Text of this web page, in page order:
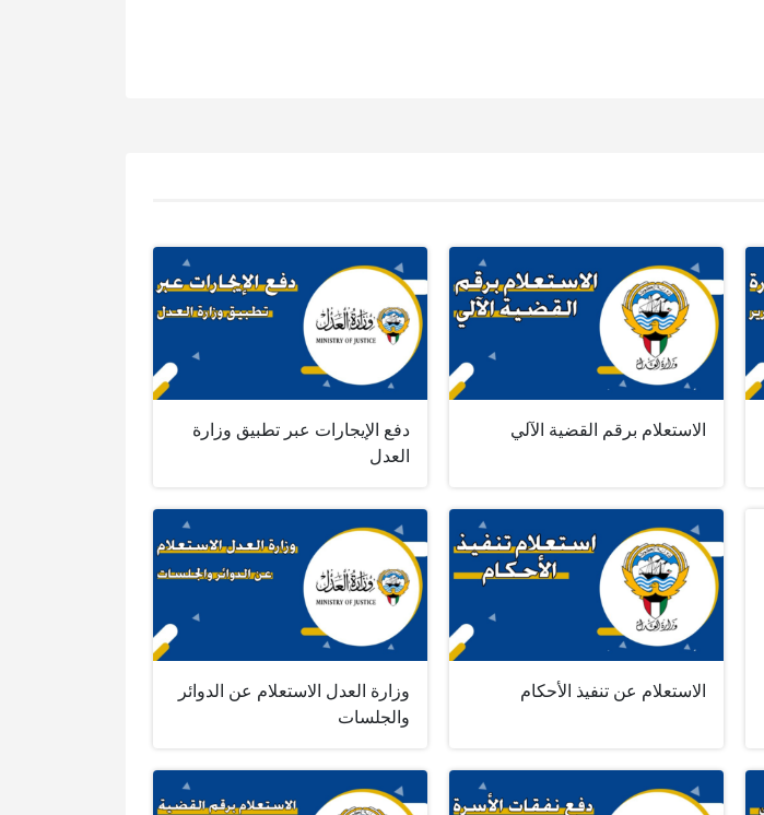
الاستعلام برقم القضية الآلي
دفع الإيجارات عبر تطبيق وزارة
العدل
الاستعلام عن تنفيذ الأحكام
وزارة العدل الاستعلام عن الدوائر
والجلسات